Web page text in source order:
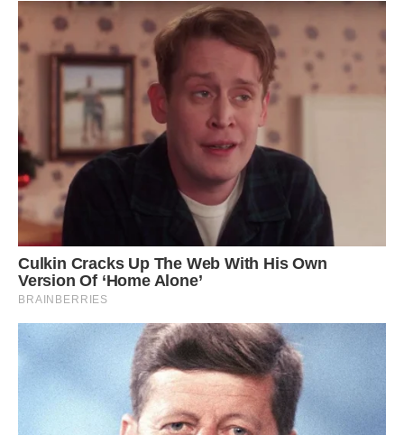
хорошому місці. Купувала обладнання, набирала штат,
будується з державними організаціями, від яких
залежало благополуччя мого бізнесу і які хотіли від мене
грошової винагороди. Я знайшла чудових пекарів, у мене
їх працювало четверо, по два в зміну. Ще на моїй пекарні
працювали дві касирки і одна прибиральниця, і ми цим
невеликим колективом чудово справлялися з досить
великим обсягом роботи.
Я сама закуповувала сировину, адже випічка -Продукція
швидкопсувна, вона не зберігається довго. Купувати
борошно потрібно безпосередньо перед запуском
виробництва, купувати його “про запас” неприпустимо. Я
вела переговори з постачальниками і це, напевно, була
основна складність, тому що місто мені було чужим і
естонська мова теж, але ж багато по-російськи
розмовляли. І я все це, врешті-решт, освоїла, і дуже
складний естонський теж.